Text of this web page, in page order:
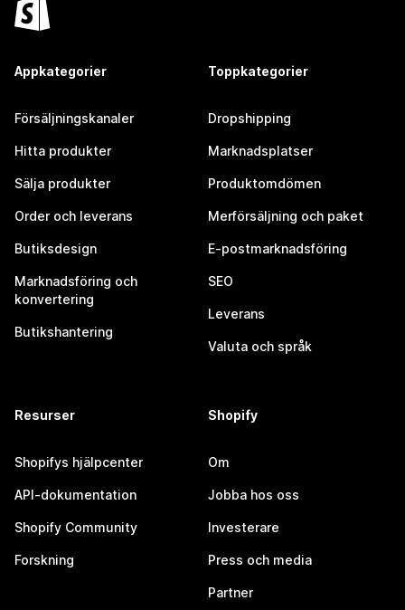
Appkategorier
Försäljningskanaler
Hitta produkter
Sälja produkter
Order och leverans
Butiksdesign
Marknadsföring och
konvertering
Butikshantering
Toppkategorier
Dropshipping
Marknadsplatser
Produktomdömen
Merförsäljning och paket
E-postmarknadsföring
SEO
Leverans
Valuta och språk
Resurser
Shopifys hjälpcenter
API-dokumentation
Shopify Community
Forskning
Shopify
Om
Jobba hos oss
Investerare
Press och media
Partner